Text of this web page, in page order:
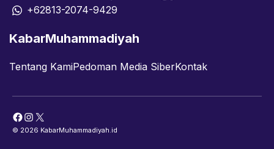
+62813-2074-9429
KabarMuhammadiyah
Tentang KamiPedoman Media SiberKontak
Facebook
Instagram
X
© 2026 KabarMuhammadiyah.id